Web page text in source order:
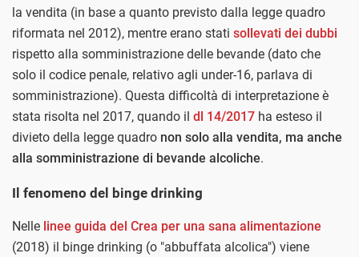
la vendita (in base a quanto previsto dalla legge quadro
riformata nel 2012), mentre erano stati sollevati dei dubbi
rispetto alla somministrazione delle bevande (dato che
solo il codice penale, relativo agli under-16, parlava di
somministrazione). Questa difficoltà di interpretazione è
stata risolta nel 2017, quando il dl 14/2017 ha esteso il
divieto della legge quadro non solo alla vendita, ma anche
alla somministrazione di bevande alcoliche.
Il fenomeno del binge drinking
Nelle linee guida del Crea per una sana alimentazione
(2018) il binge drinking (o "abbuffata alcolica") viene